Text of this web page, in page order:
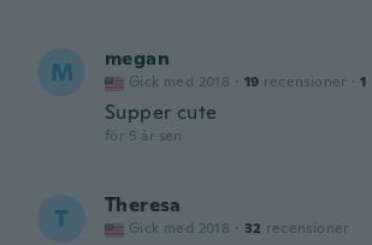
M megan
Gick med 2018 · 19 recensioner · 1
Supper cute
för 5 år sen
T Theresa
Gick med 2018 · 32 recensioner